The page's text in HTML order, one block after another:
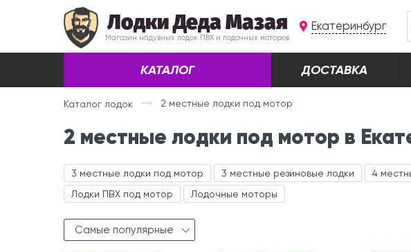
Лодки Деда Мазая
Магазин надувных лодок ПВХ и лодочных моторов
Екатеринбург
КАТАЛОГ ДОСТАВКА
Каталог лодок 2 местные лодки под мотор
2 местные лодки под мотор в
3 местные лодки под мотор 3 местные резиновые лодки 4
Лодки ПВХ под мотор
Лодочные моторы
Самые популярные